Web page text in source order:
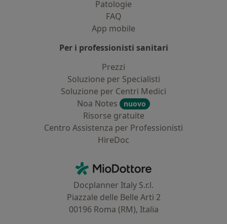
Patologie
FAQ
App mobile
Per i professionisti sanitari
Prezzi
Soluzione per Specialisti
Soluzione per Centri Medici
Noa Notes
nuovo
Risorse gratuite
Centro Assistenza per Professionisti
HireDoc
MioDottore - Homepage
Docplanner Italy S.r.l.
Piazzale delle Belle Arti 2
00196 Roma (RM), Italia